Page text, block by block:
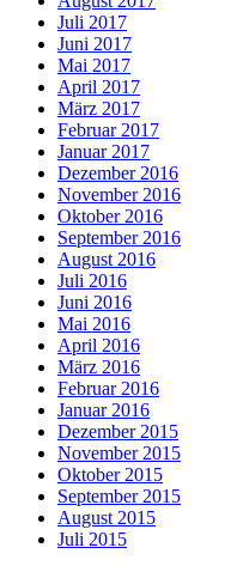
Juli 2017
Juni 2017
Mai 2017
April 2017
März 2017
Februar 2017
Januar 2017
Dezember 2016
November 2016
Oktober 2016
September 2016
August 2016
Juli 2016
Juni 2016
Mai 2016
April 2016
März 2016
Februar 2016
Januar 2016
Dezember 2015
November 2015
Oktober 2015
September 2015
August 2015
Juli 2015